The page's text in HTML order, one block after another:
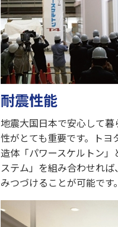
耐震性能
地震大国日本で安心して
性がとても重要です。ト
造体「パワースケルトン
ステム」を組み合わせれ
みつづけることが可能です。